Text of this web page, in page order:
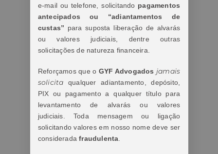
e-mail ou telefone, solicitando pagamentos
antecipados ou “adiantamentos de
custas” para suposta liberação de alvarás
ou valores judiciais, dentre outras
solicitações de natureza financeira.
Reforçamos que o GYF Advogados jamais
solicita qualquer adiantamento, depósito,
PIX ou pagamento a qualquer título para
levantamento de alvarás ou valores
judiciais. Toda mensagem ou ligação
solicitando valores em nosso nome deve ser
consideradafraudulenta